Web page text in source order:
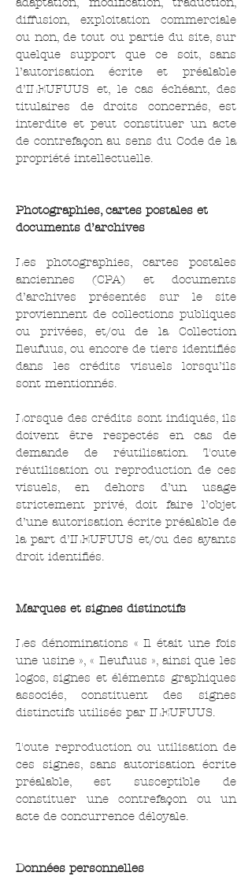
diffusion, exploitation commerciale
ou non, de tout ou partie du site, sur
quelque support que ce soit, sans
l’autorisation écrite et préalable
d’ILEUFUUS et, le cas échéant, des
titulaires de droits concernés, est
interdite et peut constituer un acte
de contrefaçon au sens du Code de la
propriété intellectuelle.
Photographies, cartes postales et
documents d’archives
Les photographies, cartes postales
anciennes (CPA) et documents
d’archives présentés sur le site
proviennent de collections publiques
ou privées, et/ou de la Collection
Ileufuus, ou encore de tiers identifiés
dans les crédits visuels lorsqu’ils
sont mentionnés.
Lorsque des crédits sont indiqués, ils
doivent être respectés en cas de
demande de réutilisation. Toute
réutilisation ou reproduction de ces
visuels, en dehors d’un usage
strictement privé, doit faire l’objet
d’une autorisation écrite préalable de
la part d’ILEUFUUS et/ou des ayants
droit identifiés.
Marques et signes distinctifs
Les dénominations « Il était une fois
une usine », « Ileufuus », ainsi que les
logos, signes et éléments graphiques
associés, constituent des signes
distinctifs utilisés par ILEUFUUS.
Toute reproduction ou utilisation de
ces signes, sans autorisation écrite
préalable, est susceptible de
constituer une contrefaçon ou un
acte de concurrence déloyale.
Données personnelles